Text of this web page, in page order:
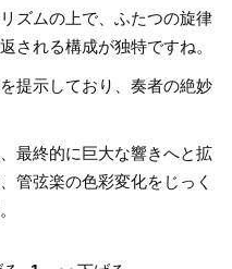
ズムの上で、ふたつの旋律
される構成が独特ですね。
提示しており、奏者の絶妙
最終的に巨大な響きへと拡
管弦楽の色彩変化をじっく